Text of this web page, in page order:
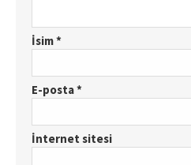
İsim*
E-posta*
İnternet sitesi